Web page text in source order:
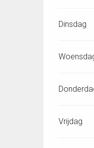
Dinsdag
Vrijdag